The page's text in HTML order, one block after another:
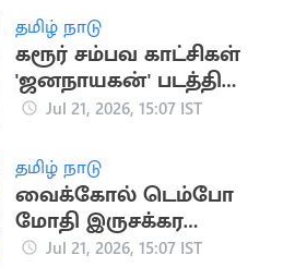
பெறத் திட்டம்
தமிழ் நாடு
கரூர் சம்பவ காட்சிகள்
'ஜனநாயகன்' படத்தில்
பயன்படுத்தப்பட்டதா?
Jul 21, 2026, 15:07 IST
தமிழ் நாடு
வைக்கோல் டெம்போ
மோதி இருசக்கர
வாகனத்தில் சென்ற
Jul 21, 2026, 15:07 IST